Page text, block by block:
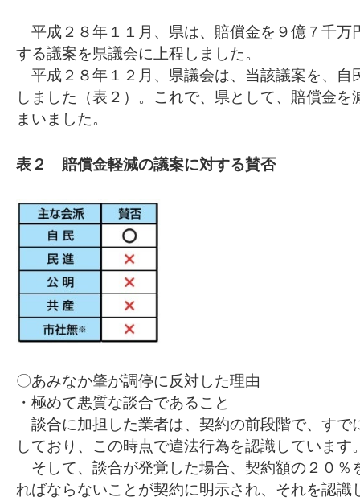
平成２８年１１月、県は、賠償金を９億７千万
する議案を県議会に上程しました。
平成２８年１２月、県議会は、当該議案を、自
しました（表２）。これで、県として、賠償金
まいました。
表２ 賠償金軽減の議案に対する賛否
〇あみなか肇が調停に反対した理由
・極めて悪質な談合であること
談合に加担した業者は、契約の前段階で、すで
しており、この時点で違法行為を認識しています
そして、談合が発覚した場合、契約額の２０％
ればならないことが契約に明示され、それを認識